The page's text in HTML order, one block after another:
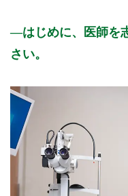
はじめに、医師を
さい。